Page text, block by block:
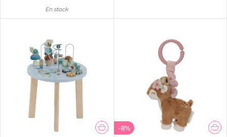
En stock
-8%